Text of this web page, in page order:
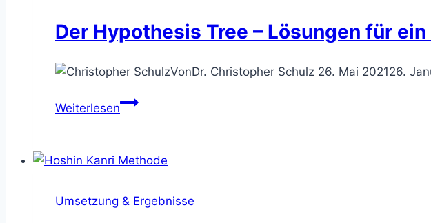
ausbauen
Der Hypothesis Tree – Lösungen für
VonDr. Christopher Schulz 26. Mai 202126.
WeiterlesenDer
–
für
Umsetzung & Ergebnisse